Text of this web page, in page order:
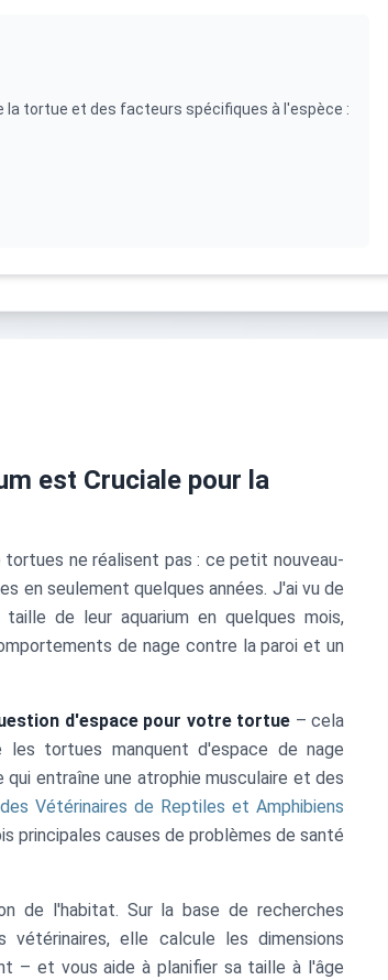
la tortue et des facteurs spécifiques à l'espèce :
est Cruciale pour la
ne réalisent pas : ce petit nouveau-
en seulement quelques années. J'ai vu de
de leur aquarium en quelques mois,
de nage contre la paroi et un
d'espace pour votre tortue – cela
tortues manquent d'espace de nage
entraîne une atrophie musculaire et des
Vétérinaires de Reptiles et Amphibiens
principales causes de problèmes de santé
de l'habitat. Sur la base de recherches
elle calcule les dimensions
– et vous aide à planifier sa taille à l'âge